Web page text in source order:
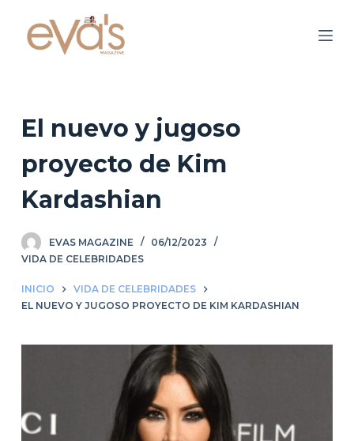
e
n
o
El nuevo y jugoso
proyecto de Kim
Kardashian
EVAS MAGAZINE
06/12/2023
VIDA DE CELEBRIDADES
INICIO
VIDA DE CELEBRIDADES
EL NUEVO Y JUGOSO PROYECTO DE KIM KARDASHIAN